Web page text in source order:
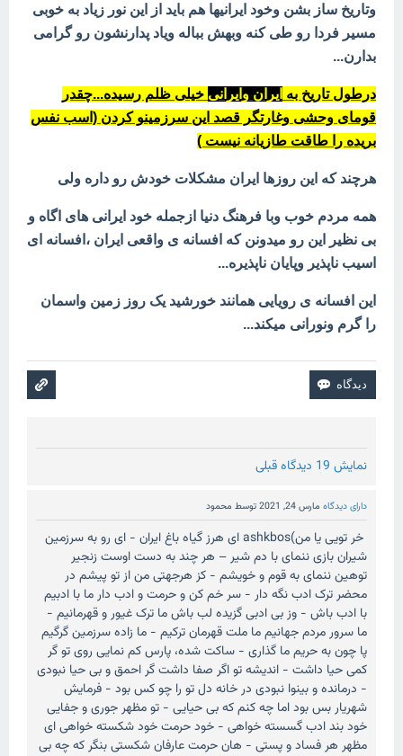
وتاریخ ساز بشن وخود ایرانیها هم باید از این نور زیاد به خوبی
مسیر فردا رو طی کنه وبهش بباله ویاد پدارنشون رو گرامی
بدارن...
درطول تاریخ به ایران وایرانی خیلی ظلم رسیده...چقدر
قومای وحشی وغارتگر قصد این سرزمینو کردن (اسب نفس
بریده را طاقت طازیانه نیست )
هرچند که این روزها ایران مشکلات خودش رو داره ولی
همه مردم خوب وبا فرهنگ دنیا ازجمله خود ایرانی های اگاه و
بی نظیر این رو میدونن که افسانه ی واقعی ایران ،افسانه ای
اسیب ناپذیر وپایان ناپذیره...
این افسانه ی رویایی همانند خورشید یک روز زمین واسمان
را گرم ونورانی میکند...
نمایش 19 دیدگاه قبلی
دارای دیدگاه مارس 24, 2021 توسط محمود
خر تویی یا من)ashkbos ای هرز گیاه باغ ایران - ای رو به سرزمین
شیران بازی ننمای با دم شیر – هر چند به دست اوست زنجیر
توهین ننمای به قوم و خویشم - کز هرجهتی من از تو پیشم در
محضر ترک ادب نگه دار - سر خم کن و حرمت و ادب دار ما با ادبیم
با ادب باش - وز بی ادبی گزیده لب باش ما ترک غیور و قهرمانیم -
ما سرور مردم جهانیم ما ملت قهرمان ترکیم - ما زاده سرزمین گرگیم
پا چون به حریم ما گذاری - ساکت شده، پارس کم نمایی روی تو گر
کمی حیا داشت - اندیشه تو اگر صفا داشت گر احمق و بی حیا نبودی
- درمانده و بینوا نبودی در خانه دل تو را چو کس بود - فرمایش
شهریار بس بود اما چه کنم که بی حیایی - تو مظهر جوری و جفایی
خود بند ادب گسسته خواهی - خود حرمت خود شکسته خواهی ای
مظهر هر فساد و پستی - هان حرمت عارفان شکستی بنگر که چه بی